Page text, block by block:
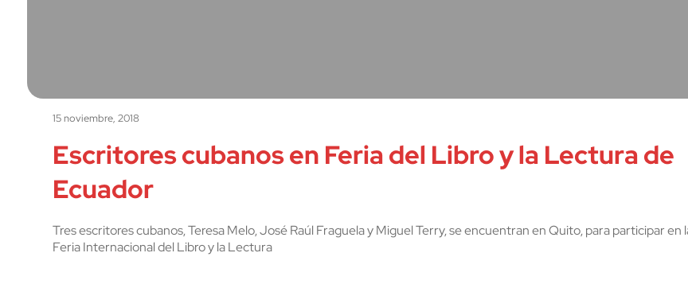
15 noviembre, 2018
Escritores cubanos en Feria del Libro y la Lectura de
Ecuador
Tres escritores cubanos, Teresa Melo, José Raúl Fraguela y Miguel Terry, se encuentran en Quito, para participar en
Feria Internacional del Libro y la Lectura